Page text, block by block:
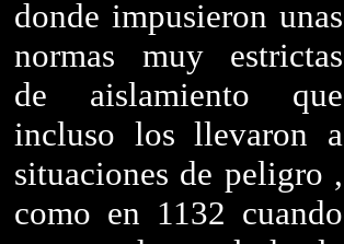
donde impusieron unas
normas muy estrictas
de aislamiento que
incluso los llevaron a
situaciones de peligro ,
como en 1132 cuando